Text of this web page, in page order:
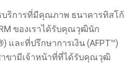
บริการที่มีคุณภาพ ธนาคารทิสโก้
ของเราได้รับคุณวุฒินัก
และที่ปรึกษาการเงิน (AFPT™)
ขามีเจ้าหน้าที่ที่ได้รับคุณวุฒิ